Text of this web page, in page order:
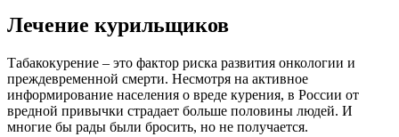
Лечение курильщиков
Табакокурение – это фактор риска развития онкологии и
преждевременной смерти. Несмотря на активное
информирование населения о вреде курения, в России от
вредной привычки страдает больше половины людей. И
многие бы рады были бросить, но не получается.